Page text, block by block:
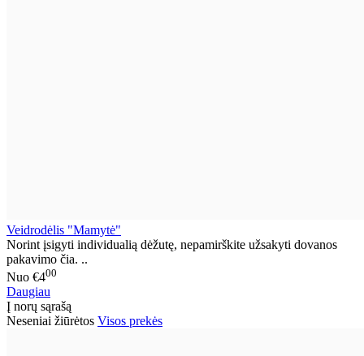
Veidrodėlis "Mamytė"
Norint įsigyti individualią dėžutę, nepamirškite užsakyti dovanos
pakavimo čia. ..
Nuo €400
Daugiau
Į norų sąrašą
Neseniai žiūrėtos Visos prekės